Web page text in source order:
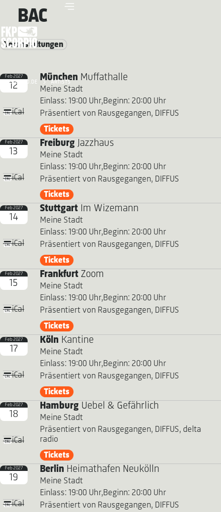
FKP SCORPIO.DE ARTISTS
BAC
Veranstaltungen
Feb 2027
12
iCal
München Muffathalle
Meine Stadt
Einlass: 19:00 Uhr,Beginn: 20:00 Uhr
Präsentiert von Rausgegangen, DIFFUS
Tickets
Feb 2027
13
iCal
Freiburg Jazzhaus
Meine Stadt
Einlass: 19:00 Uhr,Beginn: 20:00 Uhr
Präsentiert von Rausgegangen, DIFFUS
Tickets
Feb 2027
14
iCal
StuttgartIm Wizemann
Meine Stadt
Einlass: 19:00 Uhr,Beginn: 20:00 Uhr
Präsentiert von Rausgegangen, DIFFUS
Tickets
Feb 2027
15
iCal
FrankfurtZoom
Meine Stadt
Einlass: 19:00 Uhr,Beginn: 20:00 Uhr
Präsentiert von Rausgegangen, DIFFUS
Tickets
Feb 2027
17
iCal
Köln Kantine
Meine Stadt
Einlass: 19:00 Uhr,Beginn: 20:00 Uhr
Präsentiert von Rausgegangen, DIFFUS
Tickets
Feb 2027
18
iCal
Hamburg Uebel & Gefährlich
Meine Stadt
Präsentiert von Rausgegangen, DIFFUS, delta
radio
Tickets
Feb 2027
19
iCal
Berlin Heimathafen Neukölln
Meine Stadt
Einlass: 19:00 Uhr,Beginn: 20:00 Uhr
Präsentiert von Rausgegangen, DIFFUS